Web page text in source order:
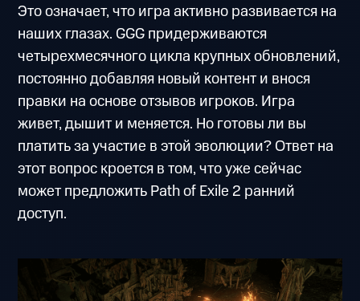
Это означает, что игра активно развивается на
наших глазах. GGG придерживаются
четырехмесячного цикла крупных обновлений,
постоянно добавляя новый контент и внося
правки на основе отзывов игроков. Игра
живет, дышит и меняется. Но готовы ли вы
платить за участие в этой эволюции? Ответ на
этот вопрос кроется в том, что уже сейчас
может предложить Path of Exile 2 ранний
доступ.